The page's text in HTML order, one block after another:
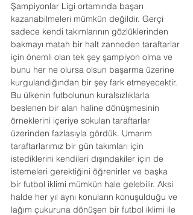
Şampiyonlar Ligi ortamında başarı
kazanabilmeleri mümkün değildir. Gerçi
sadece kendi takımlarının gözlüklerinden
bakmayı matah bir halt zanneden taraftarlar
için önemli olan tek şey şampiyon olma ve
bunu her ne olursa olsun başarma üzerine
kurgulandığından bir şey fark etmeyecektir.
Bu ülkenin futbolunun kuralsızlıklarla
beslenen bir alan haline dönüşmesinin
örneklerini içeriye sokulan taraftarlar
üzerinden fazlasıyla gördük. Umarım
taraftarlarımız bir gün takımları için
istediklerini kendileri dışındakiler için de
istemeleri gerektiğini öğrenirler ve başka
bir futbol iklimi mümkün hale gelebilir. Aksi
halde her yıl aynı konuların konuşulduğu ve
lağım çukuruna dönüşen bir futbol iklimi ile